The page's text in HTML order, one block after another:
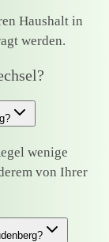
Haushalt in
werden.
wenige
von Ihrer